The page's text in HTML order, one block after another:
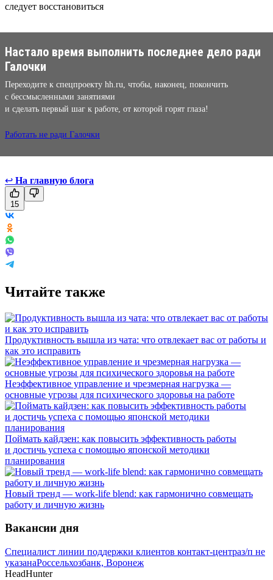
следует восстановиться
Настало время выполнить последнее дело ради
Галочки
Переходите к спецпроекту hh.ru, чтобы, наконец, покончить
с бессмысленными занятиями
и сделать первый шаг к работе, от которой горят глаза!
Работать не ради Галочки
↩ На главную блога
15
Читайте также
Продуктивность вышла из чата: что отвлекает вас от работы и
как это исправить
Неэффективное управление и чрезмерная нагрузка —
основные угрозы для психического здоровья на работе
Поймать кайдзен: как повысить эффективность работы
и достичь успеха с помощью японской методики
планирования
Новый тренд — work-life blend: как гармонично совмещать
работу и личную жизнь
Вакансии дня
Специалист линии поддержки клиентов контакт-центраз/п не
указанаРоссельхозбанк, Воронеж
HeadHunter